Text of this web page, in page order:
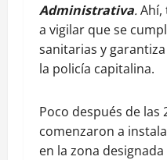
Administrativa.Ahí,
a vigilar que se
sanitarias y
la policía capitalina.
Poco después de las
comenzaron a
en la zona